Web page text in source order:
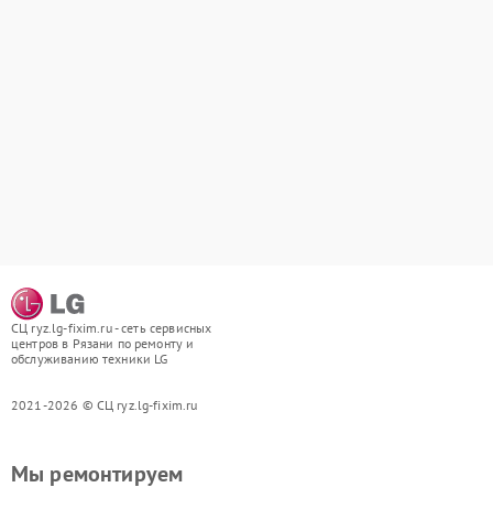
СЦ ryz.lg-fixim.ru - сеть сервисных
центров в Рязани по ремонту и
обслуживанию техники LG
2021-2026 © СЦ ryz.lg-fixim.ru
Мы ремонтируем